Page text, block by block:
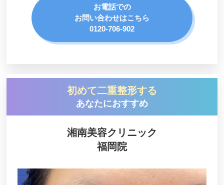
お電話での
お問い合わせはこちら
0120-706-902
初めて二重整形する
あなたにおすすめ
湘南美容クリニック
福岡院